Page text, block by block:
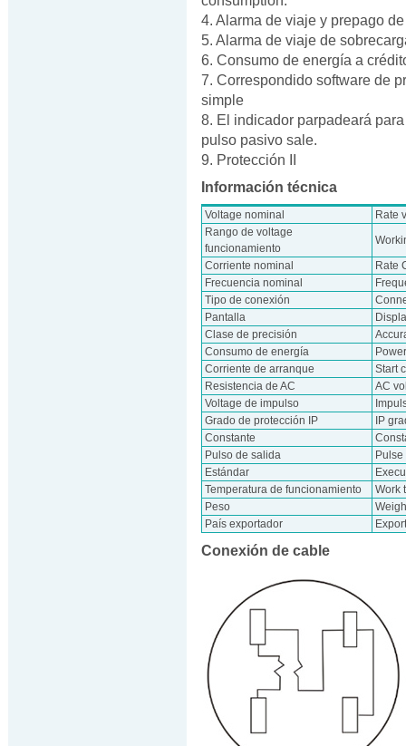
4. Alarma de viaje y prepago
5. Alarma de viaje de
6. Consumo de energía a
7. Correspondido software de
simple
8. El indicador parpadeará
pulso pasivo sale.
9. Protección II
Información técnica
Voltage nominal
Rate
Rango de voltage
funcionamiento
Corriente nominal
Rate
Frecuencia nominal
Tipo de conexión
Pantalla
Clase de precisión
Consumo de energía
Corriente de arranque
Start
Resistencia de AC
AC
Voltage de impulso
Grado de protección IP
IP
Constante
Pulso de salida
Estándar
Temperatura de funcionamiento
Work
Peso
País exportador
Conexión de cable